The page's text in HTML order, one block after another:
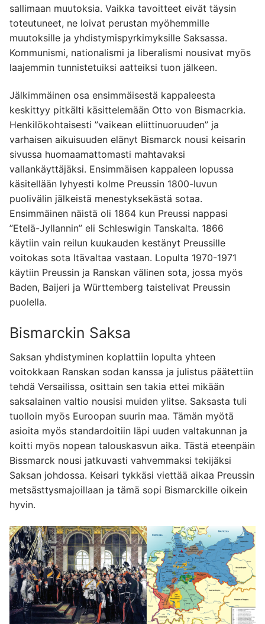
sallimaan muutoksia. Vaikka tavoitteet eivät täysin
toteutuneet, ne loivat perustan myöhemmille
muutoksille ja yhdistymispyrkimyksille Saksassa.
Kommunismi, nationalismi ja liberalismi nousivat myös
laajemmin tunnistetuiksi aatteiksi tuon jälkeen.
Jälkimmäinen osa ensimmäisestä kappaleesta
keskittyy pitkälti käsittelemään Otto von Bismacrkia.
Henkilökohtaisesti ”vaikean eliittinuoruuden” ja
varhaisen aikuisuuden elänyt Bismarck nousi keisarin
sivussa huomaamattomasti mahtavaksi
vallankäyttäjäksi. Ensimmäisen kappaleen lopussa
käsitellään lyhyesti kolme Preussin 1800-luvun
puolivälin jälkeistä menestyksekästä sotaa.
Ensimmäinen näistä oli 1864 kun Preussi nappasi
”Etelä-Jyllannin” eli Schleswigin Tanskalta. 1866
käytiin vain reilun kuukauden kestänyt Preussille
voitokas sota Itävaltaa vastaan. Lopulta 1970-1971
käytiin Preussin ja Ranskan välinen sota, jossa myös
Baden, Baijeri ja Württemberg taistelivat Preussin
puolella.
Bismarckin Saksa
Saksan yhdistyminen koplattiin lopulta yhteen
voitokkaan Ranskan sodan kanssa ja julistus päätettiin
tehdä Versailissa, osittain sen takia ettei mikään
saksalainen valtio nousisi muiden ylitse. Saksasta tuli
tuolloin myös Euroopan suurin maa. Tämän myötä
asioita myös standardoitiin läpi uuden valtakunnan ja
koitti myös nopean talouskasvun aika. Tästä eteenpäin
Bissmarck nousi jatkuvasti vahvemmaksi tekijäksi
Saksan johdossa. Keisari tykkäsi viettää aikaa Preussin
metsästtysmajoillaan ja tämä sopi Bismarckille oikein
hyvin.